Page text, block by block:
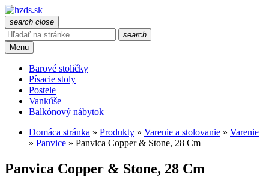
search close
search
Menu
Barové stoličky
Písacie stoly
Postele
Vankúše
Balkónový nábytok
Domáca stránka » Produkty » Varenie a stolovanie » Varenie
» Panvice » Panvica Copper & Stone, 28 Cm
Panvica Copper & Stone, 28 Cm